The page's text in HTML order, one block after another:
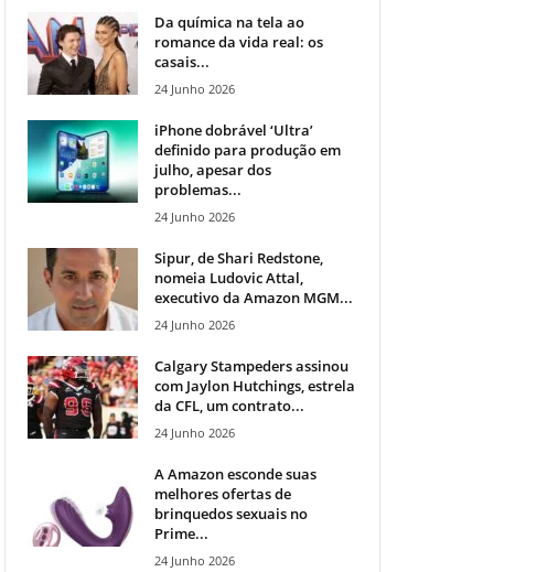
Da química na tela ao
romance da vida real: os
casais...
24 Junho 2026
iPhone dobrável ‘Ultra’
definido para produção em
julho, apesar dos
problemas...
24 Junho 2026
Sipur, de Shari Redstone,
nomeia Ludovic Attal,
executivo da Amazon MGM...
24 Junho 2026
Calgary Stampeders assinou
com Jaylon Hutchings, estrela
da CFL, um contrato...
24 Junho 2026
A Amazon esconde suas
melhores ofertas de
brinquedos sexuais no
Prime...
24 Junho 2026